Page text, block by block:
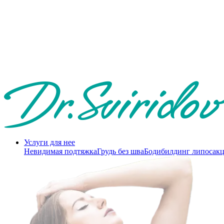
Услуги для нее
Невидимая подтяжкаГрудь без шваБодибилдинг